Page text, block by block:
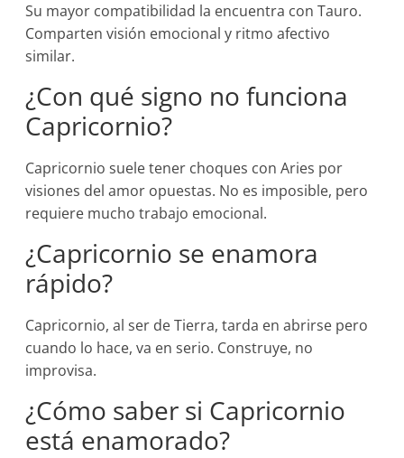
Su mayor compatibilidad la encuentra con Tauro.
Comparten visión emocional y ritmo afectivo
similar.
¿Con qué signo no funciona
Capricornio?
Capricornio suele tener choques con Aries por
visiones del amor opuestas. No es imposible, pero
requiere mucho trabajo emocional.
¿Capricornio se enamora
rápido?
Capricornio, al ser de Tierra, tarda en abrirse pero
cuando lo hace, va en serio. Construye, no
improvisa.
¿Cómo saber si Capricornio
está enamorado?